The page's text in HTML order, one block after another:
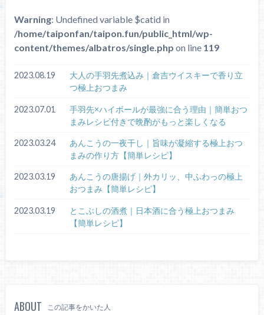
Warning: Undefined variable $catid in
/home/taiponfan/taipon.fun/public_html/wp-
content/themes/albatros/single.php on line 119
2023.08.19
大人の手羽先煮込み｜倉吉ウイスキーで香り立
つ極上おつまみ
2023.07.01
手羽先×ハイボールが最強に合う理由｜簡単おつ
まみレシピ付きで晩酌がもっと楽しくなる
2023.03.24
あんこうの一夜干し｜旨味が凝縮する極上おつ
まみの作り方【簡単レシピ】
2023.03.19
あんこうの唐揚げ｜外カリッ、中ふわっの極上
おつまみ【簡単レシピ】
2023.03.19
とこぶしの酒煮｜日本酒に合う極上おつまみ
【簡単レシピ】
ABOUT この記事をかいた人